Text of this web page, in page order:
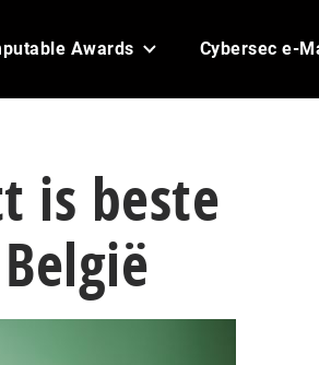
Awards Cybersec e-
is beste